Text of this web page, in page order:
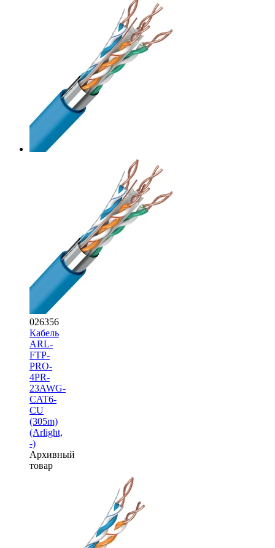
026356
Кабель
ARL-
FTP-
PRO-
4PR-
23AWG-
CAT6-
CU
(305m)
(Arlight,
-)
Архивный
товар